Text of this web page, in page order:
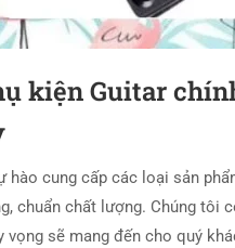
kiện Guitar
hào cung cấp các loại sản
chuẩn chất lượng. Chúng
sẽ mang đến cho quý